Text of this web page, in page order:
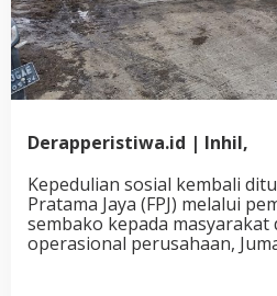
Derapperistiwa.id | Inhil,
Kepedulian sosial kembali
Pratama Jaya (FPJ) melalui
sembako kepada masyarakat
operasional perusahaan,